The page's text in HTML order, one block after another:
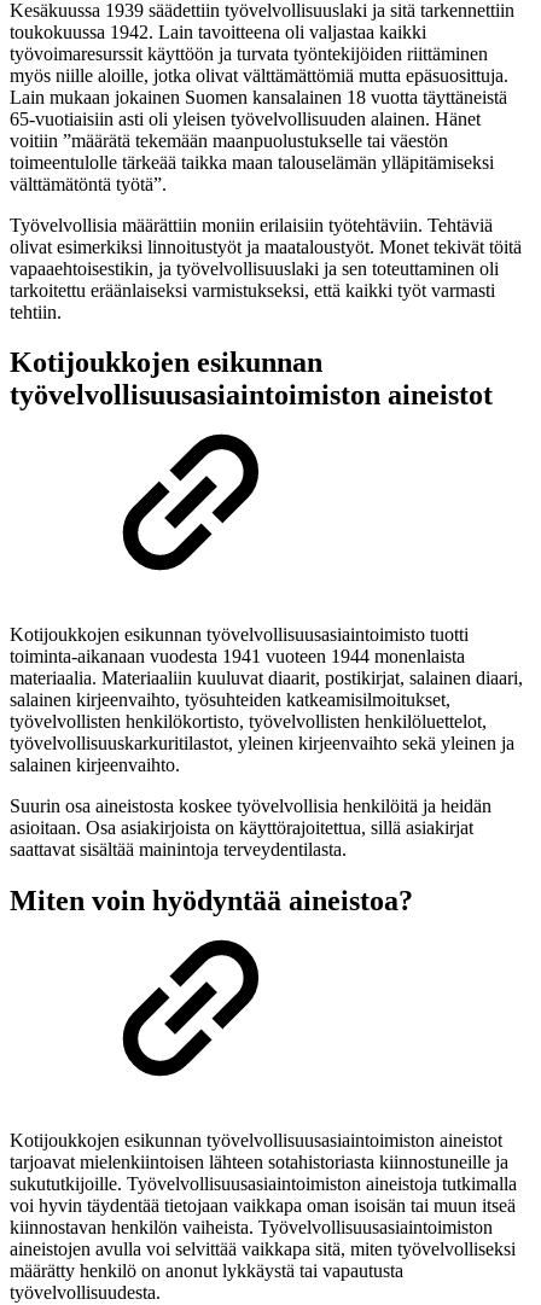
Kesäkuussa 1939 säädettiin työvelvollisuuslaki ja sitä tarkennettiin
toukokuussa 1942. Lain tavoitteena oli valjastaa kaikki
työvoimaresurssit käyttöön ja turvata työntekijöiden riittäminen
myös niille aloille, jotka olivat välttämättömiä mutta epäsuosittuja.
Lain mukaan jokainen Suomen kansalainen 18 vuotta täyttäneistä
65-vuotiaisiin asti oli yleisen työvelvollisuuden alainen. Hänet
voitiin ”määrätä tekemään maanpuolustukselle tai väestön
toimeentulolle tärkeää taikka maan talouselämän ylläpitämiseksi
välttämätöntä työtä”.
Työvelvollisia määrättiin moniin erilaisiin työtehtäviin. Tehtäviä
olivat esimerkiksi linnoitustyöt ja maataloustyöt. Monet tekivät töitä
vapaaehtoisestikin, ja työvelvollisuuslaki ja sen toteuttaminen oli
tarkoitettu eräänlaiseksi varmistukseksi, että kaikki työt varmasti
tehtiin.
Kotijoukkojen esikunnan
työvelvollisuusasiaintoimiston aineistot
Kotijoukkojen esikunnan työvelvollisuusasiaintoimisto tuotti
toiminta-aikanaan vuodesta 1941 vuoteen 1944 monenlaista
materiaalia. Materiaaliin kuuluvat diaarit, postikirjat, salainen diaari,
salainen kirjeenvaihto, työsuhteiden katkeamisilmoitukset,
työvelvollisten henkilökortisto, työvelvollisten henkilöluettelot,
työvelvollisuuskarkuritilastot, yleinen kirjeenvaihto sekä yleinen ja
salainen kirjeenvaihto.
Suurin osa aineistosta koskee työvelvollisia henkilöitä ja heidän
asioitaan. Osa asiakirjoista on käyttörajoitettua, sillä asiakirjat
saattavat sisältää mainintoja terveydentilasta.
Miten voin hyödyntää aineistoa?
Kotijoukkojen esikunnan työvelvollisuusasiaintoimiston aineistot
tarjoavat mielenkiintoisen lähteen sotahistoriasta kiinnostuneille ja
sukututkijoille. Työvelvollisuusasiaintoimiston aineistoja tutkimalla
voi hyvin täydentää tietojaan vaikkapa oman isoisän tai muun itseä
kiinnostavan henkilön vaiheista. Työvelvollisuusasiaintoimiston
aineistojen avulla voi selvittää vaikkapa sitä, miten työvelvolliseksi
määrätty henkilö on anonut lykkäystä tai vapautusta
työvelvollisuudesta.